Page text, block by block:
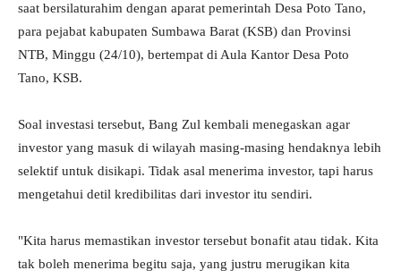
saat bersilaturahim dengan aparat pemerintah Desa Poto Tano,
para pejabat kabupaten Sumbawa Barat (KSB) dan Provinsi
NTB, Minggu (24/10), bertempat di Aula Kantor Desa Poto
Tano, KSB.
Soal investasi tersebut, Bang Zul kembali menegaskan agar
investor yang masuk di wilayah masing-masing hendaknya lebih
selektif untuk disikapi. Tidak asal menerima investor, tapi harus
mengetahui detil kredibilitas dari investor itu sendiri.
"Kita harus memastikan investor tersebut bonafit atau tidak. Kita
tak boleh menerima begitu saja, yang justru merugikan kita